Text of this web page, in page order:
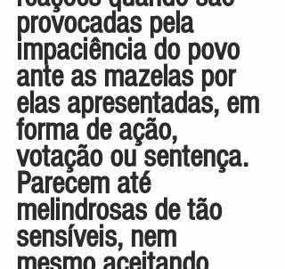
provocadas pela
impaciência do povo
ante as mazelas por
elas apresentadas, em
forma de ação,
votação ou sentença.
Parecem até
melindrosas de tão
sensíveis, nem